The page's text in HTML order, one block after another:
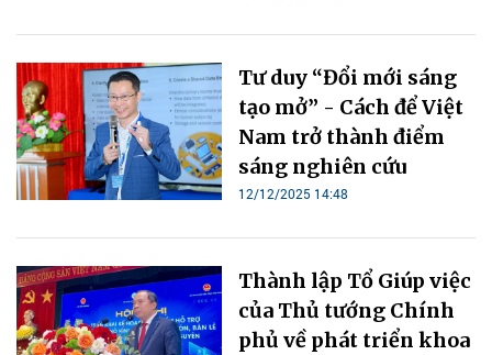
Tư duy “Đổi mới sáng
tạo mở” - Cách để Việt
Nam trở thành điểm
sáng nghiên cứu
12/12/2025 14:48
Thành lập Tổ Giúp việc
của Thủ tướng Chính
phủ về phát triển khoa